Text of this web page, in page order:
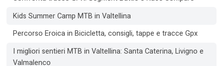
Kids Summer Camp MTB in Valtellina
Percorso Eroica in Bicicletta, consigli, tappe e tracce Gpx
I migliori sentieri MTB in Valtellina: Santa Caterina, Livigno e
Valmalenco